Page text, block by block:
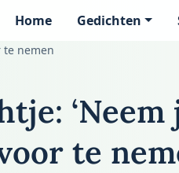
Home Gedichten
te nemen
‘Neem
te